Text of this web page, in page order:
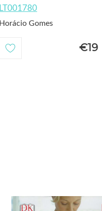
LT001780
Horácio Gomes
€19